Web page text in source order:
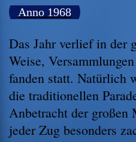
Anno 1968
Das Jahr verlief in der
Weise,
fanden statt. Natürlich
die traditionellen
Anbetracht der großen
jeder Zug besonders